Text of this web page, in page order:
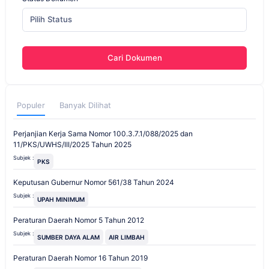
Pilih Status
Cari Dokumen
Populer Banyak Dilihat
Perjanjian Kerja Sama Nomor 100.3.7.1/088/2025 dan
11/PKS/UWHS/III/2025 Tahun 2025
Subjek : PKS
Keputusan Gubernur Nomor 561/38 Tahun 2024
Subjek : UPAH MINIMUM
Peraturan Daerah Nomor 5 Tahun 2012
Subjek : SUMBER DAYA ALAM AIR LIMBAH
Peraturan Daerah Nomor 16 Tahun 2019